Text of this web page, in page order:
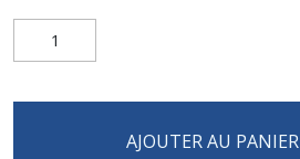
AJOUTER AU PANIER